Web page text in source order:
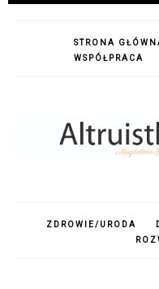
STRONA
WSPÓŁPRACA
ZDROWIE/URODA